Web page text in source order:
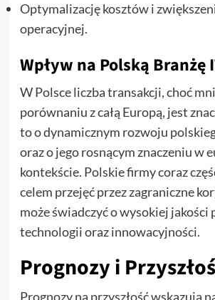
Optymalizację kosztów i
operacyjnej.
Wpływ na Polską Branżę
W Polsce liczba transakcji, choć
porównaniu z całą Europą, jest
to o dynamicznym rozwoju
oraz o jego rosnącym znaczeniu w
kontekście. Polskie firmy coraz
celem przejęć przez zagraniczne
może świadczyć o wysokiej jakości
technologii oraz innowacyjności.
Prognozy i
Prognozy na przyszłość wskazują